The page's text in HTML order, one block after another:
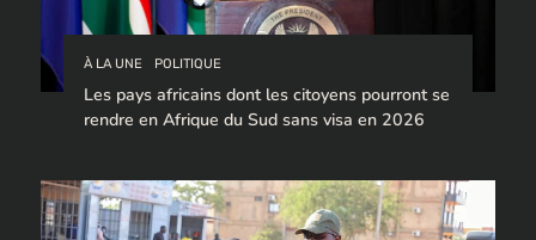
À LA UNE POLITIQUE
Les pays africains dont les citoyens pourront se
rendre en Afrique du Sud sans visa en 2026